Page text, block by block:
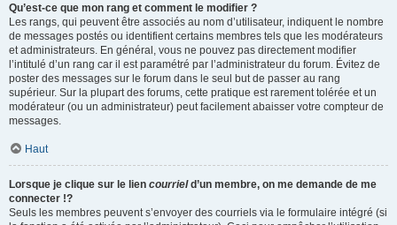
Qu’est-ce que mon rang et comment le modifier ?
Les rangs, qui peuvent être associés au nom d’utilisateur, indiquent le nombre
de messages postés ou identifient certains membres tels que les modérateurs
et administrateurs. En général, vous ne pouvez pas directement modifier
l’intitulé d’un rang car il est paramétré par l’administrateur du forum. Évitez de
poster des messages sur le forum dans le seul but de passer au rang
supérieur. Sur la plupart des forums, cette pratique est rarement tolérée et un
modérateur (ou un administrateur) peut facilement abaisser votre compteur de
messages.
Haut
Lorsque je clique sur le lien courrield’un membre, on me demande de me
connecter !?
Seuls les membres peuvent s’envoyer des courriels via le formulaire intégré (si